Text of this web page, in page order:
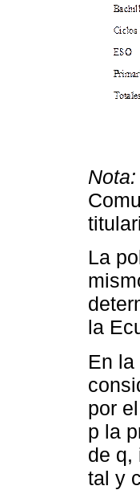
Nota:
La
la
En
por
p la
de q,
tal y